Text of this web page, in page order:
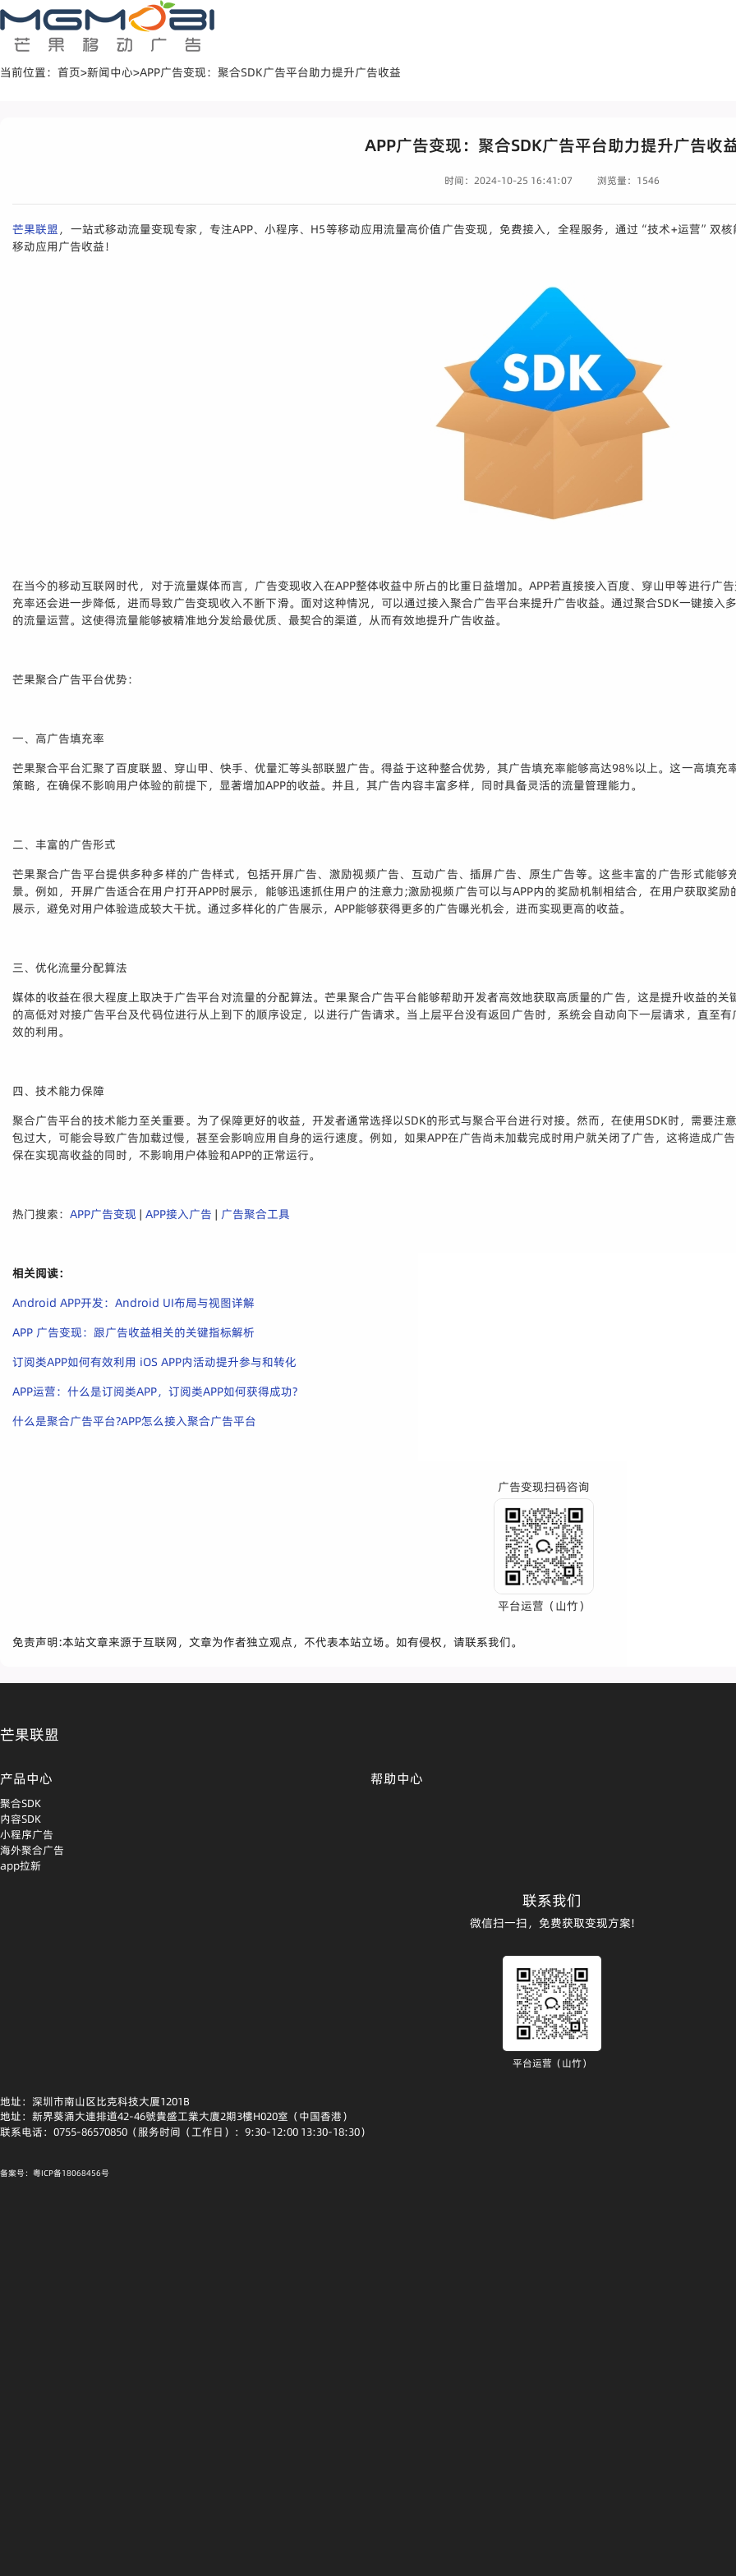
当前位置： 首页>新闻中心>APP广告变现：聚合SDK广告平台助力提升广告收益
APP广告变现：聚合SDK广告平台助力提升广告收
时间：2024-10-25 16:41:07 浏览量：1546
芒果联盟，一站式移动流量变现专家，专注APP、小程序、H5等移动应用流量高价值广告变现，免费接入，全程服务，通过“技术+运营”双
移动应用广告收益！
在当今的移动互联网时代，对于流量媒体而言，广告变现收入在APP整体收益中所占的比重日益增加。APP若直接接入百度、穿山甲等进行广
充率还会进一步降低，进而导致广告变现收入不断下滑。面对这种情况，可以通过接入聚合广告平台来提升广告收益。通过聚合SDK一键接
的流量运营。这使得流量能够被精准地分发给最优质、最契合的渠道，从而有效地提升广告收益。
芒果聚合广告平台优势：
一、高广告填充率
芒果聚合平台汇聚了百度联盟、穿山甲、快手、优量汇等头部联盟广告。得益于这种整合优势，其广告填充率能够高达98%以上。这一高填充
策略，在确保不影响用户体验的前提下，显著增加APP的收益。并且，其广告内容丰富多样，同时具备灵活的流量管理能力。
二、丰富的广告形式
芒果聚合广告平台提供多种多样的广告样式，包括开屏广告、激励视频广告、互动广告、插屏广告、原生广告等。这些丰富的广告形式能
景。例如，开屏广告适合在用户打开APP时展示，能够迅速抓住用户的注意力;激励视频广告可以与APP内的奖励机制相结合，在用户获取奖
展示，避免对用户体验造成较大干扰。通过多样化的广告展示，APP能够获得更多的广告曝光机会，进而实现更高的收益。
三、优化流量分配算法
媒体的收益在很大程度上取决于广告平台对流量的分配算法。芒果聚合广告平台能够帮助开发者高效地获取高质量的广告，这是提升收益的
的高低对对接广告平台及代码位进行从上到下的顺序设定，以进行广告请求。当上层平台没有返回广告时，系统会自动向下一层请求，直至
效的利用。
四、技术能力保障
聚合广告平台的技术能力至关重要。为了保障更好的收益，开发者通常选择以SDK的形式与聚合平台进行对接。然而，在使用SDK时，需要注
包过大，可能会导致广告加载过慢，甚至会影响应用自身的运行速度。例如，如果APP在广告尚未加载完成时用户就关闭了广告，这将造成广
保在实现高收益的同时，不影响用户体验和APP的正常运行。
热门搜索： APP广告变现 | APP接入广告 | 广告聚合工具
相关阅读：
Android APP开发：Android UI布局与视图详解
APP 广告变现：跟广告收益相关的关键指标解析
订阅类APP如何有效利用 iOS APP内活动提升参与和转化
APP运营：什么是订阅类APP，订阅类APP如何获得成功?
什么是聚合广告平台?APP怎么接入聚合广告平台
广告变现扫码咨询
平台运营（山竹）
免责声明:本站文章来源于互联网，文章为作者独立观点，不代表本站立场。如有侵权，请联系我们。
芒果联盟
产品中心
聚合SDK
内容SDK
小程序广告
海外聚合广告
app拉新
帮助中心
联系我们
微信扫一扫，免费获取变现方案!
平台运营（山竹）
地址：深圳市南山区比克科技大厦1201B
地址：新界葵涌大連排道42-46號貴盛工業大廈2期3樓H020室（中国香港）
联系电话：0755-86570850（服务时间（工作日）：9:30-12:00 13:30-18:30）
备案号：粤ICP备18068456号